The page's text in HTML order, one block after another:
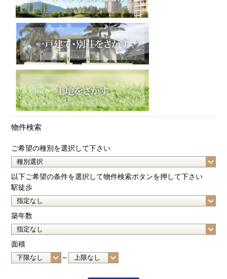
物件検索
ご希望の種別を選択して下さい
以下ご希望の条件を選択して物件検索ボタンを押して下さい
駅徒歩
築年数
面積
～